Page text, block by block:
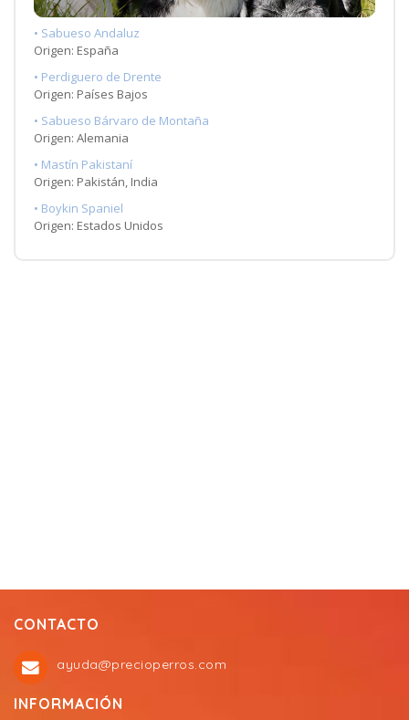
• Sabueso Andaluz
Origen: España
• Perdiguero de Drente
Origen: Países Bajos
• Sabueso Bárvaro de Montaña
Origen: Alemania
• Mastín Pakistaní
Origen: Pakistán, India
• Boykin Spaniel
Origen: Estados Unidos
CONTACTO
ayuda@precioperros.com
INFORMACIÓN